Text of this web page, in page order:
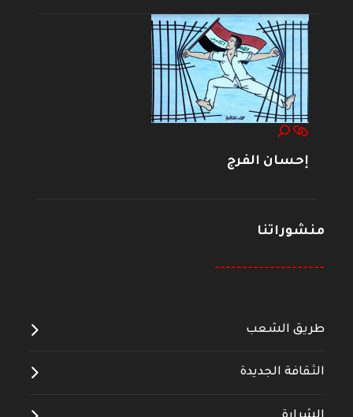
إحسان الفرج
منشوراتنا
--------------------
طريق الشعب
الثقافة الجديدة